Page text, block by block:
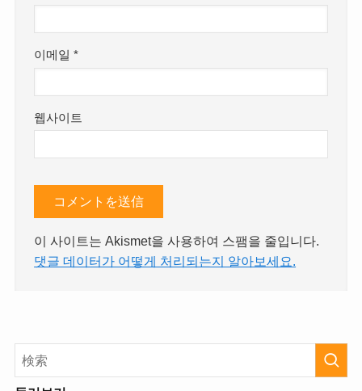
이메일*
웹사이트
이 사이트는 Akismet을 사용하여 스팸을 줄입니다.
댓글 데이터가 어떻게 처리되는지 알아보세요.